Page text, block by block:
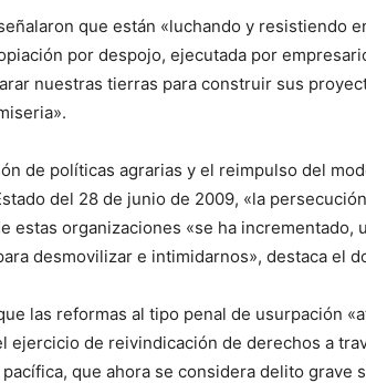
que están «luchando y resistiendo
por despojo, ejecutada por
nuestras tierras para construir sus
de políticas agrarias y el reimpulso del
del 28 de junio de 2009, «la
estas organizaciones «se ha incrementado,
desmovilizar e intimidarnos», destaca el
las reformas al tipo penal de usurpación
ejercicio de reivindicación de derechos a
que ahora se considera delito grave